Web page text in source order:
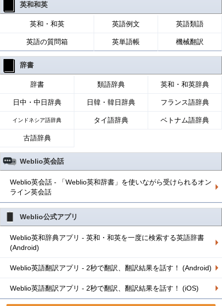
英和和英
英和・和英 英語例文 英語類語
英語の質問箱 英単語帳 機械翻訳
辞書
辞書 類語辞典 英和・和英辞典
日中・中日辞典 日韓・韓日辞典 フランス語辞典
インドネシア語辞典 タイ語辞典 ベトナム語辞典
古語辞典
Weblio英会話
Weblio英会話 - 「Weblio英和辞書」を使いながら受けられるオン
ライン英会話
Weblio公式アプリ
Weblio英和辞典アプリ - 英和・和英を一度に検索する英語辞書
(Android)
Weblio英語翻訳アプリ - 2秒で翻訳、翻訳結果を話す！ (Android)
Weblio英語翻訳アプリ - 2秒で翻訳、翻訳結果を話す！ (iOS)